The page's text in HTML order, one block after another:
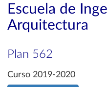
Escuela de
Arquitectura
Plan 562
Curso 2019-2020